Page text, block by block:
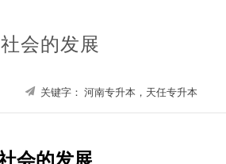
会的发展
关键字：河南专升本，天任专升本